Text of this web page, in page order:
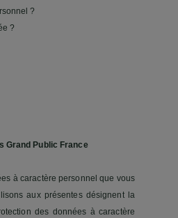
?
?
Grand Public France
à caractère personnel que vous
aux présentes désignent la
des données à caractère